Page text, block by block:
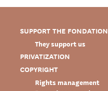
SUPPORT THE FONDATION
They support us
PRIVATIZATION
COPYRIGHT
Rights management